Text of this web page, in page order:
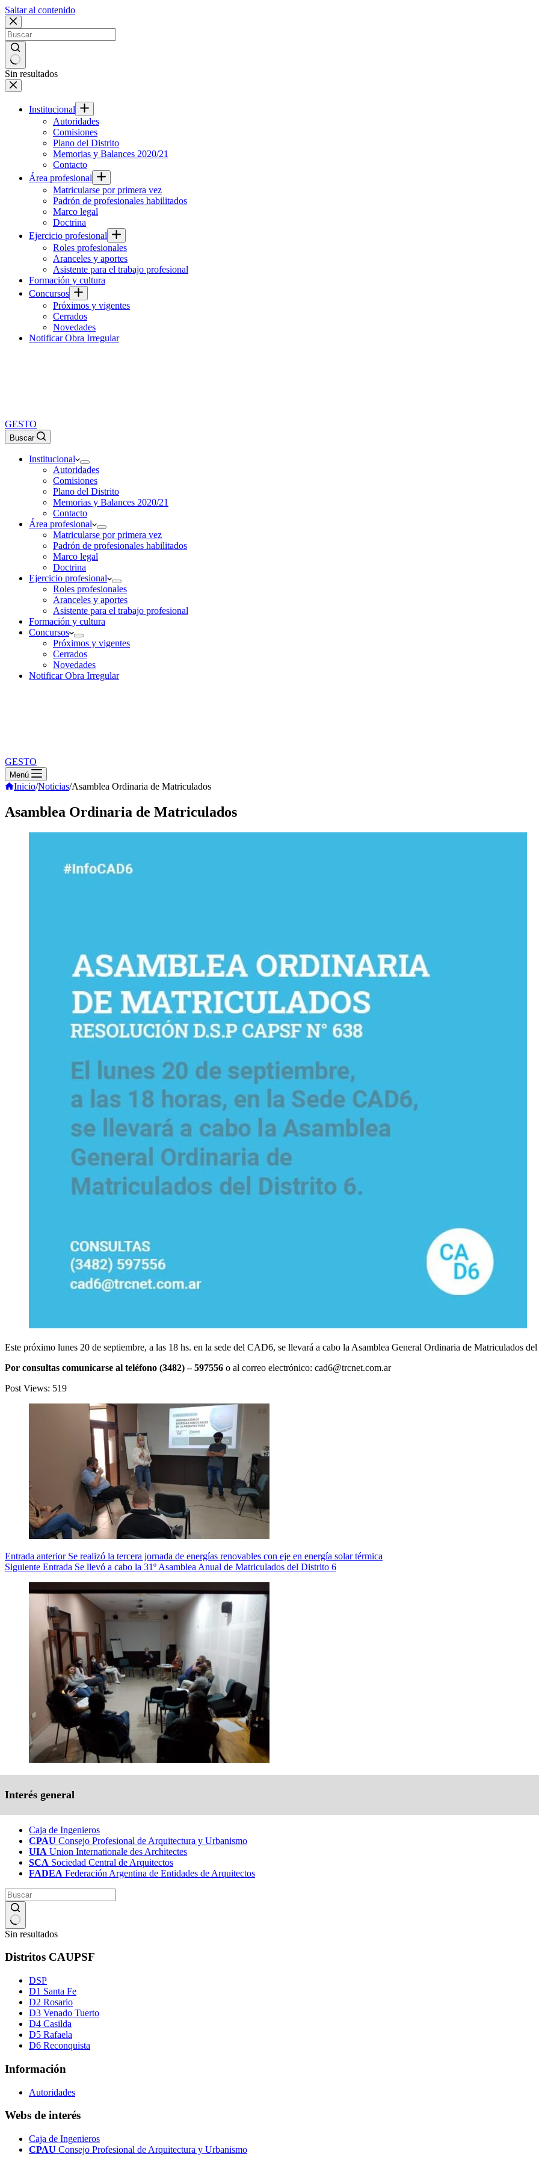
Saltar al contenido
Sin resultados
Institucional
Autoridades
Comisiones
Plano del Distrito
Memorias y Balances 2020/21
Contacto
Área profesional
Matricularse por primera vez
Padrón de profesionales habilitados
Marco legal
Doctrina
Ejercicio profesional
Roles profesionales
Aranceles y aportes
Asistente para el trabajo profesional
Formación y cultura
Concursos
Próximos y vigentes
Cerrados
Novedades
Notificar Obra Irregular
GESTO
Buscar
Institucional
Autoridades
Comisiones
Plano del Distrito
Memorias y Balances 2020/21
Contacto
Área profesional
Matricularse por primera vez
Padrón de profesionales habilitados
Marco legal
Doctrina
Ejercicio profesional
Roles profesionales
Aranceles y aportes
Asistente para el trabajo profesional
Formación y cultura
Concursos
Próximos y vigentes
Cerrados
Novedades
Notificar Obra Irregular
GESTO
Menú
Inicio/Noticias/Asamblea Ordinaria de Matriculados
Asamblea Ordinaria de Matriculados
Este próximo lunes 20 de septiembre, a las 18 hs. en la sede del CAD6, se llevará a cabo la Asamblea General Ordinaria de Matriculados
Por consultas comunicarse al teléfono (3482) – 597556 o al correo electrónico: cad6@trcnet.com.ar
Post Views: 519
Entrada anterior Se realizó la tercera jornada de energías renovables con eje en energía solar térmica
Siguiente Entrada Se llevó a cabo la 31º Asamblea Anual de Matriculados del Distrito 6
Interés general
Caja de Ingenieros
CPAU Consejo Profesional de Arquitectura y Urbanismo
UIA Union Internationale des Architectes
SCA Sociedad Central de Arquitectos
FADEA Federación Argentina de Entidades de Arquitectos
Sin resultados
Distritos CAUPSF
DSP
D1 Santa Fe
D2 Rosario
D3 Venado Tuerto
D4 Casilda
D5 Rafaela
D6 Reconquista
Información
Autoridades
Webs de interés
Caja de Ingenieros
CPAU Consejo Profesional de Arquitectura y Urbanismo